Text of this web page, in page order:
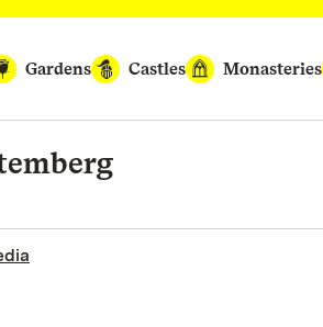
Gardens Castles Monasteries